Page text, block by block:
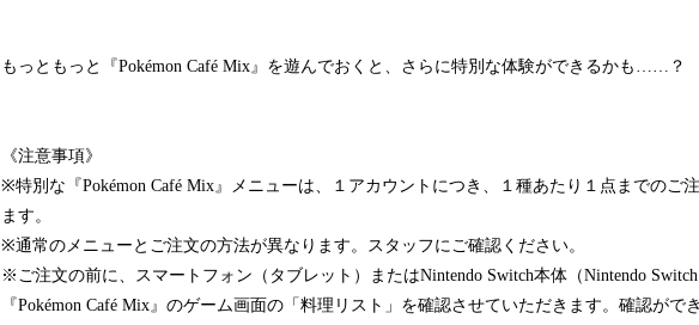
もっともっと『Pokémon Café Mix』を遊んでおくと、さらに特別な体験ができるかも……？
《注意事項》
※特別な『Pokémon Café Mix』メニューは、１アカウントにつき、１種あたり１点までのご
ます。
※通常のメニューとご注文の方法が異なります。スタッフにご確認ください。
※ご注文の前に、スマートフォン（タブレット）またはNintendo Switch本体（Nintendo
『Pokémon Café Mix』のゲーム画面の「料理リスト」を確認させていただきます。確認がで